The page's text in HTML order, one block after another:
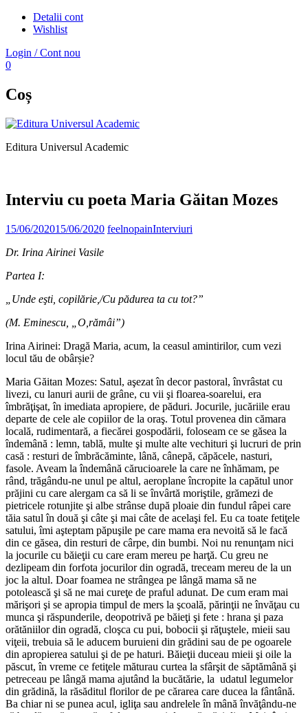
Detalii cont
Wishlist
Login / Cont nou
0
Coș
Editura Universul Academic
Interviu cu poeta Maria Găitan Mozes
15/06/202015/06/2020 feelnopainInterviuri
Dr. Irina Airinei Vasile
Partea I:
„Unde eşti, copilărie,/Cu pădurea ta cu tot?”
(M. Eminescu, „O,rămâi”)
Irina Airinei: Dragă Maria, acum, la ceasul amintirilor, cum vezi
locul tău de obârșie?
Maria Găitan Mozes: Satul, aşezat în decor pastoral, învrâstat cu
livezi, cu lanuri aurii de grâne, cu vii şi floarea-soarelui, era
îmbrăţişat, în imediata apropiere, de păduri. Jocurile, jucăriile erau
departe de cele ale copiilor de la oraş. Totul provenea din cămara
locală, rudimentară, a fiecărei gospodării, foloseam ce se găsea la
îndemână : lemn, tablă, multe şi multe alte vechituri şi lucruri de prin
casă : resturi de îmbrăcăminte, lână, cânepă, căpăcele, nasturi,
fasole. Aveam la îndemână cărucioarele la care ne înhămam, pe
rând, trăgându-ne unul pe altul, aeroplane încropite la capătul unor
prăjini cu care alergam ca să li se învârtă moriştile, grămezi de
pietricele rotunjite şi albe strânse după ploaie din fundul râpei care
tăia satul în două şi câte şi mai câte de acelaşi fel. Eu ca toate fetiţele
satului, îmi aşteptam păpuşile pe care mama era nevoită să le facă
din ce găsea, din resturi de cârpe, din bumbi. Noi nu renunţam nici
la jocurile cu băieţii cu care eram mereu pe harţă. Cu greu ne
dezlipeam din forfota jocurilor din ogradă, treceam mereu de la un
joc la altul. Doar foamea ne strângea pe lângă mama să ne
potolească şi să ne mai cureţe de praful adunat. De cum eram mai
mărişori şi se apropia timpul de mers la şcoală, părinţii ne învăţau cu
munca şi răspunderile, deopotrivă pe băieţi şi fete : hrana şi paza
orătăniilor din ogradă, cloşca cu pui, bobocii şi răţuştele, mieii sau
viţeii, trebuia să le aducem buruieni din grădini sau de pe ogoarele
din apropierea satului şi de pe haturi. Băieţii duceau mieii şi oile la
păscut, în vreme ce fetiţele măturau curtea la sfârşit de săptămână şi
petreceau pe lângă mama ajutând la bucătărie, la udatul legumelor
din grădină, la răsăditul florilor de pe cărarea care ducea la fântână.
Ba chiar ni se punea acul, igliţa sau andrelele în mână învăţându-ne